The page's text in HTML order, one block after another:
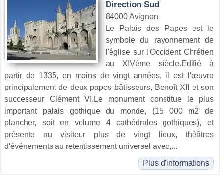
Direction Sud
84000 Avignon
Le Palais des Papes est le
symbole du rayonnement de
l'église sur l'Occident Chrétien
au XIVème siècle.Edifié à
partir de 1335, en moins de vingt années, il est l'œuvre
principalement de deux papes bâtisseurs, Benoît XII et son
successeur Clément VI.Le monument constitue le plus
important palais gothique du monde, (15 000 m2 de
plancher, soit en volume 4 cathédrales gothiques), et
présente au visiteur plus de vingt lieux, théâtres
d'événements au retentissement universel avec,...
Plus d'informations